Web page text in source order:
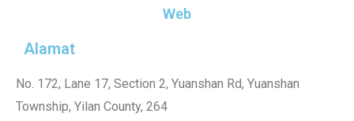
Alamat
No. 172, Lane 17, Section 2, Yuanshan Rd, Yuanshan
Township, Yilan County, 264
Web